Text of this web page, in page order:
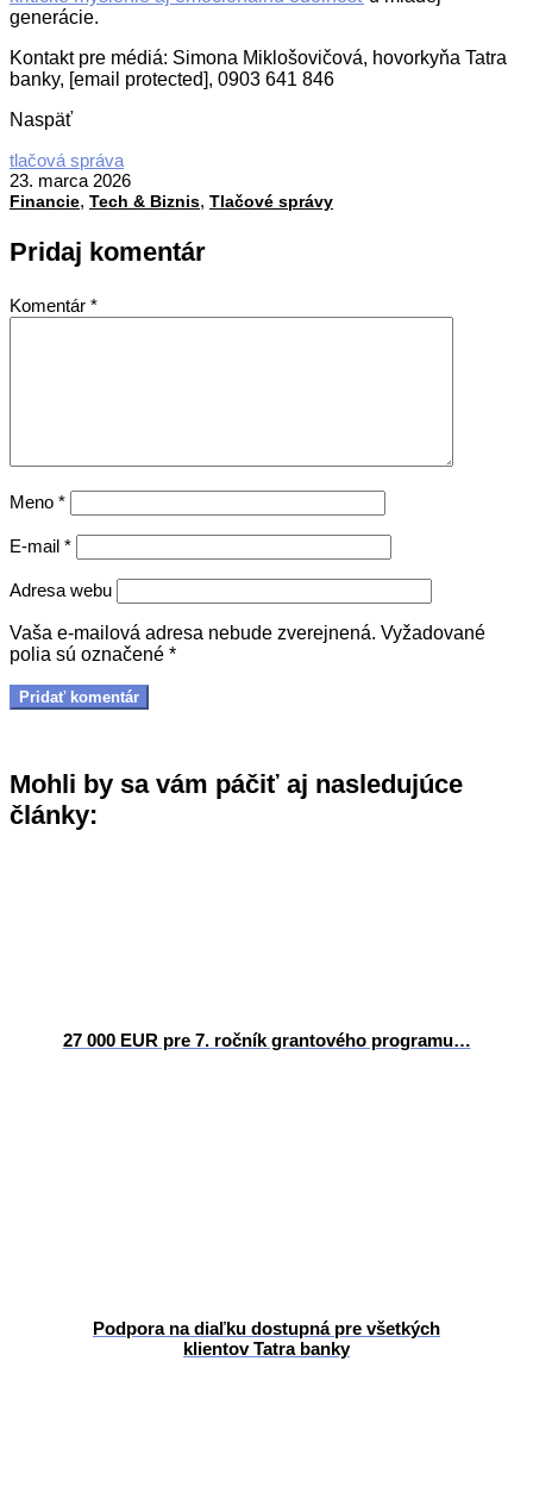
generácie.
Kontakt pre médiá: Simona Miklošovičová, hovorkyňa Tatra
banky, [email protected], 0903 641 846
Naspäť
2026-
03-
23
tlačová správa
23. marca 2026
Financie, Tech & Biznis, Tlačové správy
Pridaj komentár
Komentár *
Meno *
E-mail *
Adresa webu
Vaša e-mailová adresa nebude zverejnená. Vyžadované
polia sú označené *
Mohli by sa vám páčiť aj nasledujúce
články:
27 000 EUR pre 7. ročník grantového programu…
Podpora na diaľku dostupná pre všetkých
klientov Tatra banky